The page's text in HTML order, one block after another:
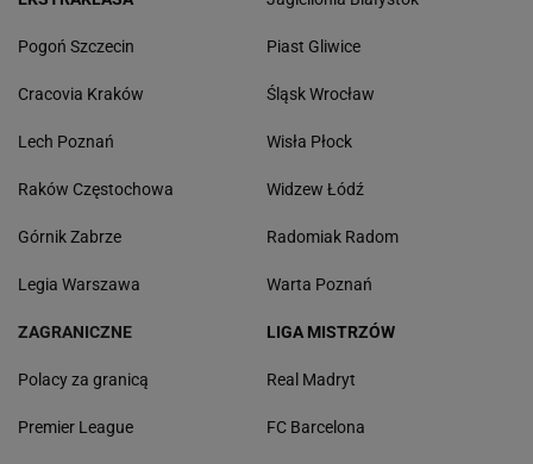
Pogoń Szczecin
Cracovia Kraków
Lech Poznań
Raków Częstochowa
Górnik Zabrze
Legia Warszawa
Piast Gliwice
Śląsk Wrocław
Wisła Płock
Widzew Łódź
Radomiak Radom
Warta Poznań
ZAGRANICZNE
Polacy za granicą
Premier League
LIGA MISTRZÓW
Real Madryt
FC Barcelona